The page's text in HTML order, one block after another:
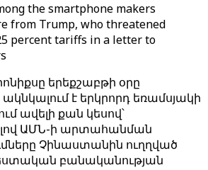
the smartphone makers
from Trump, who threatened
percent tariffs in a letter to
երեքշաբթի օրը
է երկրորդ եռամսյակի
ավելի քան կեսով՝
ԱՄՆ-ի արտահանման
Չինաստանին ուղղված
բանականության